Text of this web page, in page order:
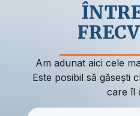
Am adunat aici cele
Este posibil să găsești
care îl